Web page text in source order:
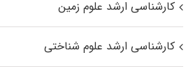
کارشناسی ارشد علوم زمین
کارشناسی ارشد علوم شناختی